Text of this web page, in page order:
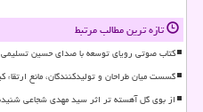
تازه ترین مطالب مرتبط
کتاب صوتی رویای توسعه با صدای حسین تسلیمی
گسست میان طراحان و تولیدکنندگان، مانع
از بوی گل آهسته تر اثر سید مهدی شجاعی